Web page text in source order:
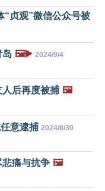
“贞观”微信公众号被
岛 🖼️▶️ 2024/9/4
后再度被捕 🖼️
意逮捕 2024/8/30
痛与抗争 🖼️